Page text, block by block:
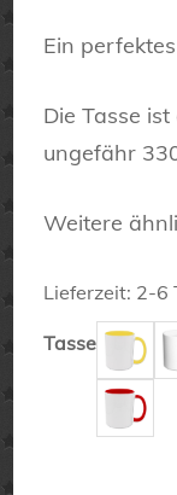
Ein
Die Tasse
ungefähr
Weitere
Lieferzeit: 2-6
Tasse